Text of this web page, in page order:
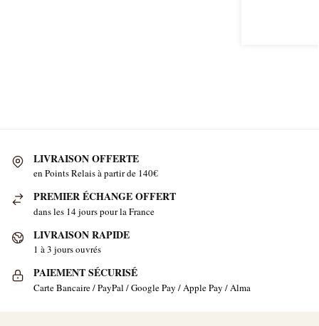
LIVRAISON OFFERTE
en Points Relais à partir de 140€
PREMIER ÉCHANGE OFFERT
dans les 14 jours pour la France
LIVRAISON RAPIDE
1 à 3 jours ouvrés
PAIEMENT SÉCURISÉ
Carte Bancaire / PayPal / Google Pay / Apple Pay / Alma